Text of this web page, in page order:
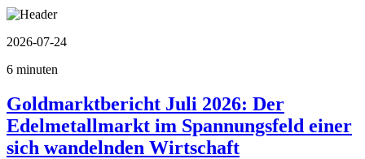
2026-07-24
6 minuten
Goldmarktbericht Juli 2026: Der
Edelmetallmarkt im Spannungsfeld einer
sich wandelnden Wirtschaft